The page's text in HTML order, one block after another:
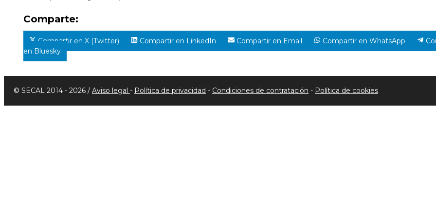
Comparte:
Compartir en X (Twitter) Compartir en LinkedIn Compartir en Email Compartir en WhatsApp
en Bluesky
© SECAL 2014 - 2026 / Aviso legal - Política de privacidad - Condiciones de contratación - Política de cookies